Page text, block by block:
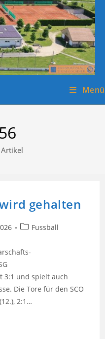
Menü
gehalten
Beitrags-
Fussball
3:1 und spielt auch
Die Tore für den SCO
2:1…